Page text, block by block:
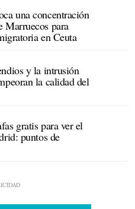
una concentración
Marruecos para
en Ceuta
y la intrusión
la calidad del
gratis para ver el
puntos de